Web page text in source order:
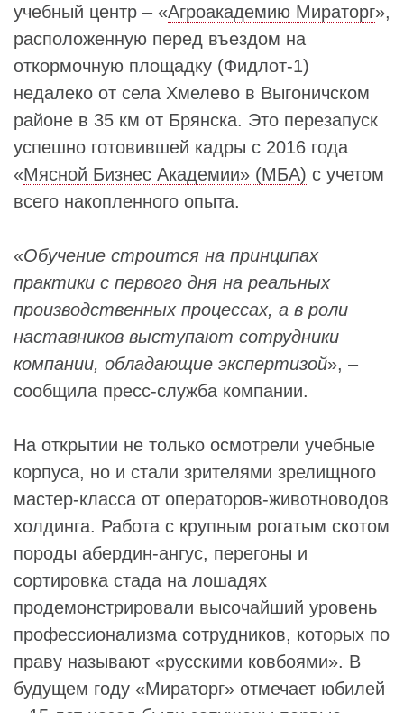
учебный центр – «Агроакадемию Мираторг»,
расположенную перед въездом на
откормочную площадку (Фидлот-1)
недалеко от села Хмелево в Выгоничском
районе в 35 км от Брянска. Это перезапуск
успешно готовившей кадры с 2016 года
«Мясной Бизнес Академии» (МБА) с учетом
всего накопленного опыта.
«Обучение строится на принципах
практики с первого дня на реальных
производственных процессах, а в роли
наставников выступают сотрудники
компании, обладающие экспертизой», –
сообщила пресс-служба компании.
На открытии не только осмотрели учебные
корпуса, но и стали зрителями зрелищного
мастер-класса от операторов-животноводов
холдинга. Работа с крупным рогатым скотом
породы абердин-ангус, перегоны и
сортировка стада на лошадях
продемонстрировали высочайший уровень
профессионализма сотрудников, которых по
праву называют «русскими ковбоями». В
будущем году «Мираторг» отмечает юбилей